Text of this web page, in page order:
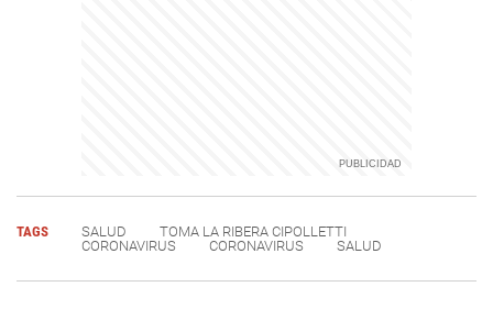
TAGS SALUD
TOMA LA RIBERA CIPOLLETTI
CORONAVIRUS
CORONAVIRUS SALUD